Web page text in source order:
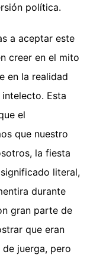
política.
a aceptar este
creer en el mito
en la realidad
Esta
el
que nuestro
la fiesta
literal,
durante
gran parte de
que eran
juerga, pero